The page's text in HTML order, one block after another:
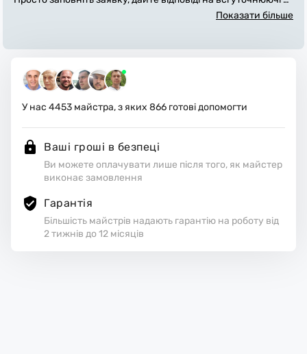
питання по «установка твердопаливного котла». Ми зв'яж
бні матеріали. Виконавці стежать за чистотою та прибираю
ть робоче місце.
Показати більше
У нас 4453 майстра, з яких 866 готові допомогти
Ваші гроші в безпеці
Ви можете оплачувати лише після того, як майстер
виконає замовлення
Гарантія
Більшість майстрів надають гарантію на роботу від
2 тижнів до 12 місяців